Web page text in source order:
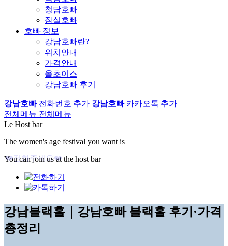
청담호빠
잠실호빠
호빠 정보
강남호빠란?
위치안내
가격안내
올초이스
강남호빠 후기
강남호빠전화번호 추가 강남호빠카카오톡 추가
전체메뉴 전체메뉴
Le Host bar
The women's age festival you want is
You can join us at the host bar
강남블랙홀｜강남호빠 블랙홀 후기·가격
총정리